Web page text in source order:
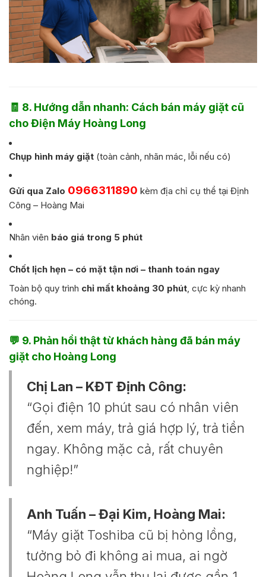
🧾 8. Hướng dẫn nhanh: Cách bán máy giặt cũ
cho Điện Máy Hoàng Long
Chụp hình máy giặt (toàn cảnh, nhãn mác, lỗi nếu có)
Gửi qua Zalo 0966311890 kèm địa chỉ cụ thể tại Định
Công – Hoàng Mai
Nhân viên báo giá trong 5 phút
Chốt lịch hẹn – có mặt tận nơi – thanh toán ngay
Toàn bộ quy trình chỉ mất khoảng 30 phút, cực kỳ nhanh
chóng.
💬 9. Phản hồi thật từ khách hàng đã bán máy
giặt cho Hoàng Long
Chị Lan – KĐT Định Công:
“Gọi điện 10 phút sau có nhân viên
đến, xem máy, trả giá hợp lý, trả tiền
ngay. Không mặc cả, rất chuyên
nghiệp!”
Anh Tuấn – Đại Kim, Hoàng Mai:
“Máy giặt Toshiba cũ bị hỏng lồng,
tưởng bỏ đi không ai mua, ai ngờ